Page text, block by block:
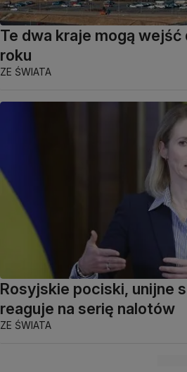
Te dwa kraje mogą wejść
roku
ZE ŚWIATA
Rosyjskie pociski, unijne
reaguje na serię nalotów
ZE ŚWIATA